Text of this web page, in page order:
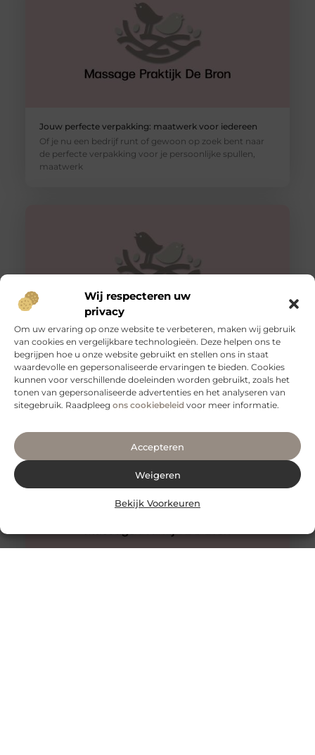
Wij respecteren uw
privacy
Om uw ervaring op onze website te verbeteren, maken wij gebruik
van cookies en vergelijkbare technologieën. Deze helpen ons te
begrijpen hoe u onze website gebruikt en stellen ons in staat
waardevolle en gepersonaliseerde ervaringen te bieden. Cookies
kunnen voor verschillende doeleinden worden gebruikt, zoals het
tonen van gepersonaliseerde advertenties en het analyseren van
sitegebruik. Raadpleeg ons cookiebeleid voor meer informatie.
Accepteren
Weigeren
Bekijk Voorkeuren
Jouw perfecte verpakking: maatwerk voor iedereen
Of je nu een bedrijf runt of gewoon op zoek bent naar
de perfecte verpakking voor je persoonlijke spullen,
maatwerk
Veilig vervoeren: waarom aanhangernetten onmisbaar
zijn
Als je regelmatig spullen vervoert met een aanhanger,
weet je hoe belangrijk het is om je lading veilig en stevig